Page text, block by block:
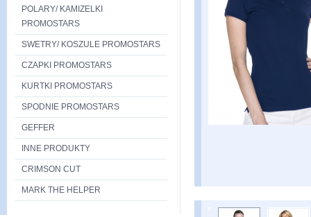
POLARY/ KAMIZELKI
PROMOSTARS
SWETRY/ KOSZULE PROMOSTARS
CZAPKI PROMOSTARS
KURTKI PROMOSTARS
SPODNIE PROMOSTARS
GEFFER
INNE PRODUKTY
CRIMSON CUT
MARK THE HELPER